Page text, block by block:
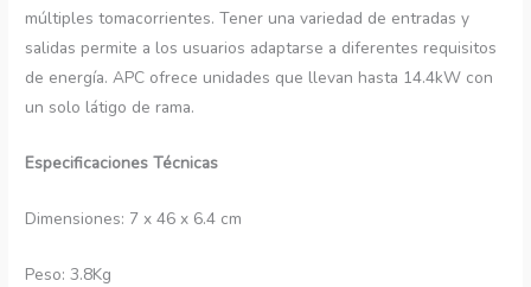
múltiples tomacorrientes. Tener una variedad de entradas y
salidas permite a los usuarios adaptarse a diferentes requisitos
de energía. APC ofrece unidades que llevan hasta 14.4kW con
un solo látigo de rama.
Especificaciones Técnicas
Dimensiones: 7 x 46 x 6.4 cm
Peso: 3.8Kg